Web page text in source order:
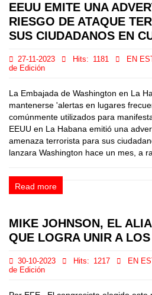
EEUU EMITE UNA
RIESGO DE ATAQUE
SUS CIUDADANOS EN
27-11-2023 Hits: 1181 EN
de Edición
La Embajada de Washington en La
mantenerse 'alertas en lugares
comúnmente utilizados para
EEUU en La Habana emitió una
amenaza terrorista para sus
lanzara Washington hace un mes, a
Read more
MIKE JOHNSON, EL
QUE LOGRA UNIR A
30-10-2023 Hits: 1217 EN
de Edición